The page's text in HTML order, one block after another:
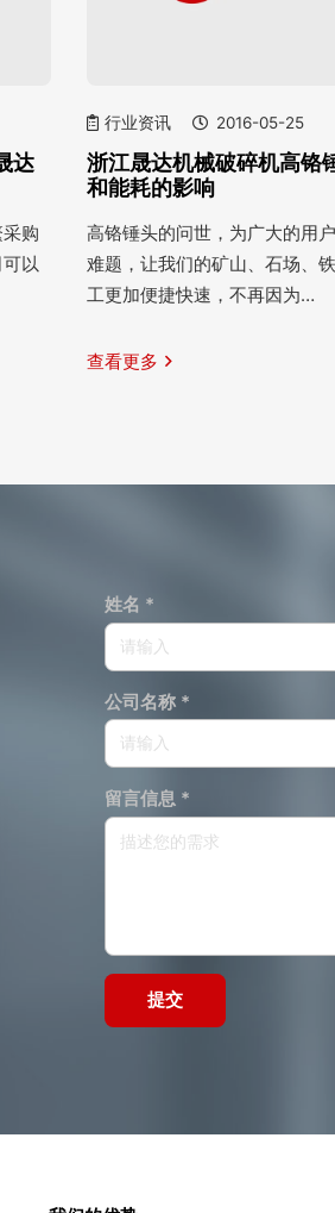
达
购
以
行业资讯 2016-05-25
浙江晟达机械破碎机高铬
和能耗的影响
高铬锤头的问世，为广大的用
难题，让我们的矿山、石场、
工更加便捷快速，不再因为…
查看更多
姓名 *
公司名称 *
留言信息 *
提交